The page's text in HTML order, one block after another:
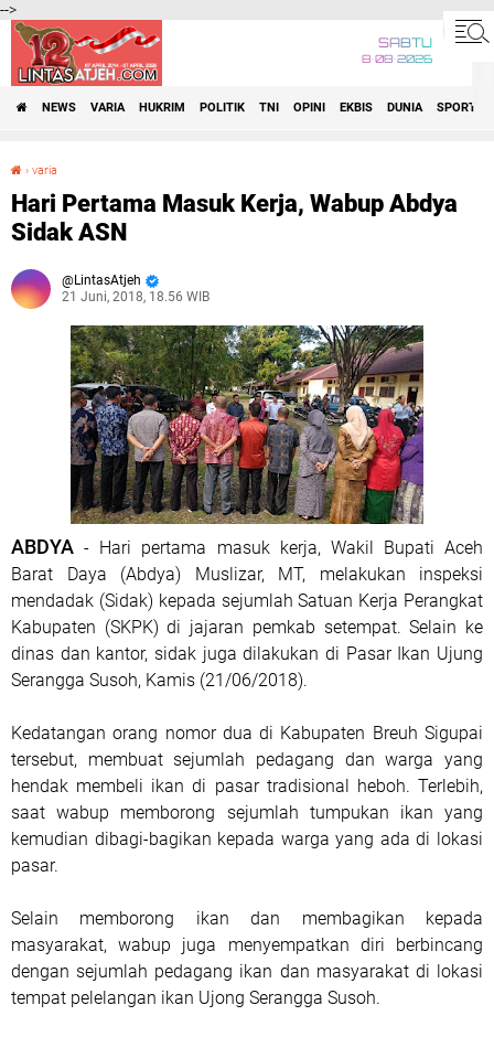
-->
SABTU
8•08•2026
NEWS VARIA HUKRIM POLITIK TNI OPINI EKBIS DUNIA SPORT
› varia
Hari Pertama Masuk Kerja, Wabup Abdya
Sidak ASN
LintasAtjeh
21 Juni, 2018, 18.56 WIB
ABDYA - Hari pertama masuk kerja, Wakil Bupati Aceh
Barat Daya (Abdya) Muslizar, MT, melakukan inspeksi
mendadak (Sidak) kepada sejumlah Satuan Kerja Perangkat
Kabupaten (SKPK) di jajaran pemkab setempat. Selain ke
dinas dan kantor, sidak juga dilakukan di Pasar Ikan Ujung
Serangga Susoh, Kamis (21/06/2018).
Kedatangan orang nomor dua di Kabupaten Breuh Sigupai
tersebut, membuat sejumlah pedagang dan warga yang
hendak membeli ikan di pasar tradisional heboh. Terlebih,
saat wabup memborong sejumlah tumpukan ikan yang
kemudian dibagi-bagikan kepada warga yang ada di lokasi
pasar.
Selain memborong ikan dan membagikan kepada
masyarakat, wabup juga menyempatkan diri berbincang
dengan sejumlah pedagang ikan dan masyarakat di lokasi
tempat pelelangan ikan Ujong Serangga Susoh.